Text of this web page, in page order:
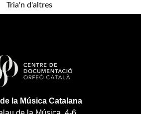
Tria'n d'altres
la Música Catalana